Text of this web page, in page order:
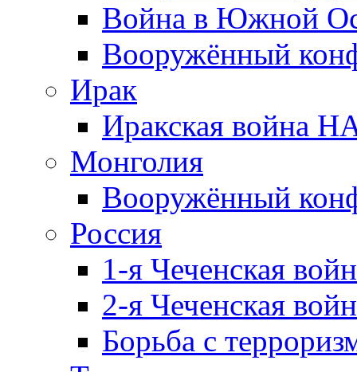
Война в Южной
Вооружённый
Ирак
Иракская война
Монголия
Вооружённый
Россия
1-я Чеченская
2-я Чеченская
Борьба с